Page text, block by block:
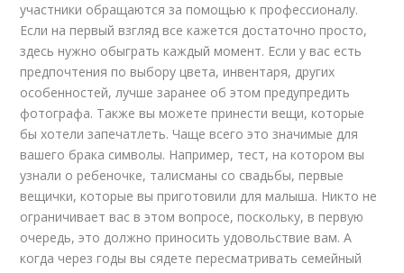
участники обращаются за помощью к профессионалу.
Если на первый взгляд все кажется достаточно просто,
здесь нужно обыграть каждый момент. Если у вас есть
предпочтения по выбору цвета, инвентаря, других
особенностей, лучше заранее об этом предупредить
фотографа. Также вы можете принести вещи, которые
бы хотели запечатлеть. Чаще всего это значимые для
вашего брака символы. Например, тест, на котором вы
узнали о ребеночке, талисманы со свадьбы, первые
вещички, которые вы приготовили для малыша. Никто не
ограничивает вас в этом вопросе, поскольку, в первую
очередь, это должно приносить удовольствие вам. А
когда через годы вы сядете пересматривать семейный